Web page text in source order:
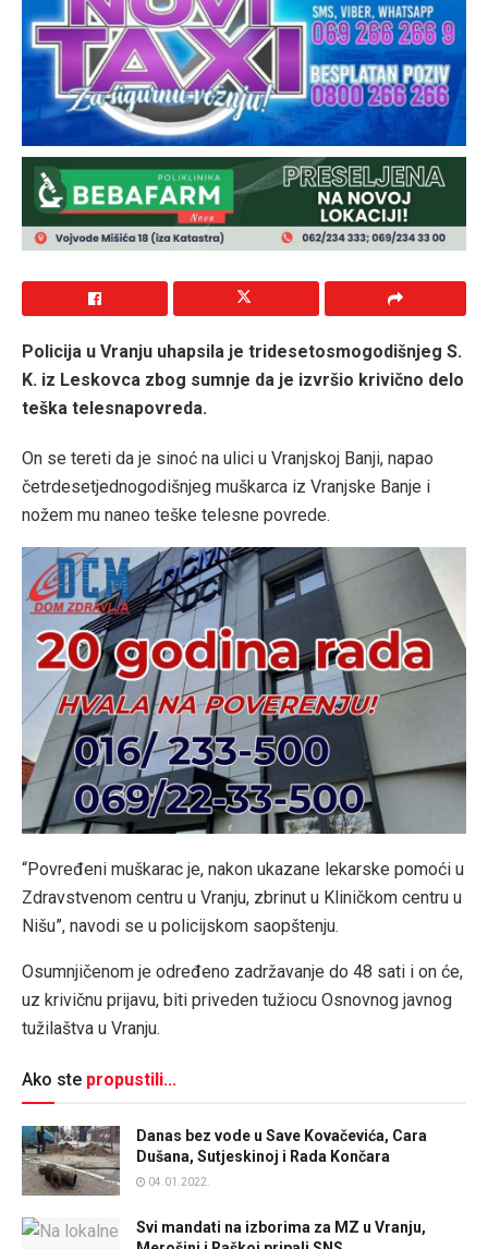
Policija u Vranju uhapsila je tridesetosmogodišnjeg S.
K. iz Leskovca zbog sumnje da je izvršio krivično delo
teška telesnapovreda.
On se tereti da je sinoć na ulici u Vranjskoj Banji, napao
četrdesetjednogodišnjeg muškarca iz Vranjske Banje i
nožem mu naneo teške telesne povrede.
“Povređeni muškarac je, nakon ukazane lekarske pomoći u
Zdravstvenom centru u Vranju, zbrinut u Kliničkom centru u
Nišu”, navodi se u policijskom saopštenju.
Osumnjičenom je određeno zadržavanje do 48 sati i on će,
uz krivičnu prijavu, biti priveden tužiocu Osnovnog javnog
tužilaštva u Vranju.
Ako ste propustili...
Danas bez vode u Save Kovačevića, Cara
Dušana, Sutjeskinoj i Rada Končara
04.01.2022.
Svi mandati na izborima za MZ u Vranju,